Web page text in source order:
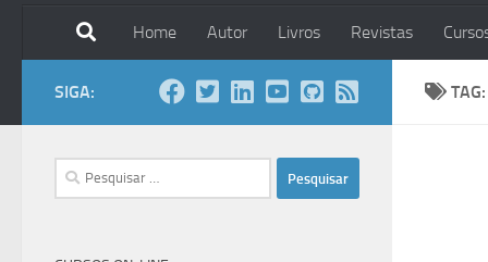
Home Autor Livros Revistas
TAG:
SIGA:
Pesquisar
por: